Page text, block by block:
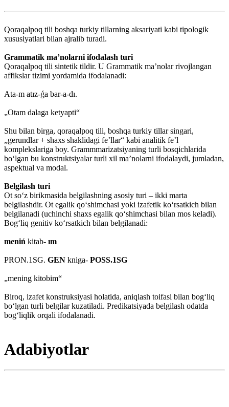
Qoraqalpoq tili boshqa turkiy tillarning aksariyati kabi tipologik
xususiyatlari bilan ajralib turadi.
Grammatik maʼnolarni ifodalash turi
Qoraqalpoq tili sintetik tildir. U Grammatik maʼnolar rivojlangan
affikslar tizimi yordamida ifodalanadi:
Ata-m atız-ǵa bar-a-dı.
„Otam dalaga ketyapti“
Shu bilan birga, qoraqalpoq tili, boshqa turkiy tillar singari,
„gerundlar + shaxs shaklidagi feʼllar“ kabi analitik feʼl
komplekslariga boy. Grammmarizatsiyaning turli bosqichlarida
boʻlgan bu konstruktsiyalar turli xil maʼnolarni ifodalaydi, jumladan,
aspektual va modal.
Belgilash turi
Ot soʻz birikmasida belgilashning asosiy turi – ikki marta
belgilashdir. Ot egalik qoʻshimchasi yoki izafetik koʻrsatkich bilan
belgilanadi (uchinchi shaxs egalik qoʻshimchasi bilan mos keladi).
Bogʻliq genitiv koʻrsatkich bilan belgilanadi:
meniń kitab- ım
PRON.1SG. GEN kniga- POSS.1SG
„mening kitobim“
Biroq, izafet konstruksiyasi holatida, aniqlash toifasi bilan bogʻliq
boʻlgan turli belgilar kuzatiladi. Predikatsiyada belgilash odatda
bogʻliqlik orqali ifodalanadi.
Adabiyotlar